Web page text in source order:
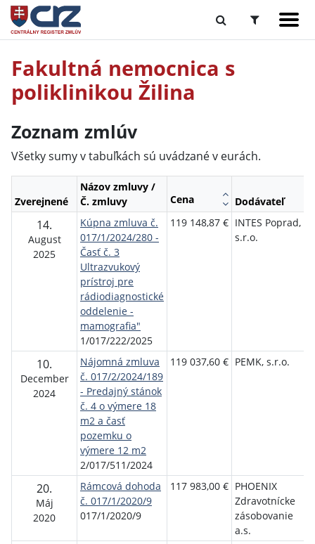
Fakultná nemocnica s
poliklinikou Žilina
Zoznam zmlúv
Všetky sumy v tabuľkách sú uvádzané v eurách.
Zverejnené
Názov zmluvy /
Č. zmluvy
Cena Dodávateľ
14.
August
2025
Kúpna zmluva č.
017/1/2024/280 -
Časť č. 3
Ultrazvukový
prístroj pre
rádiodiagnostické
oddelenie -
mamografia"
1/017/222/2025
119 148,87 € INTES Poprad,
s.r.o.
10.
December
2024
Nájomná zmluva
č. 017/2/2024/189
- Predajný stánok
č. 4 o výmere 18
m2 a časť
pozemku o
výmere 12 m2
2/017/511/2024
119 037,60 € PEMK, s.r.o.
20.
Máj
2020
Rámcová dohoda
č. 017/1/2020/9
017/1/2020/9
117 983,00 € PHOENIX
Zdravotnícke
zásobovanie
a.s.